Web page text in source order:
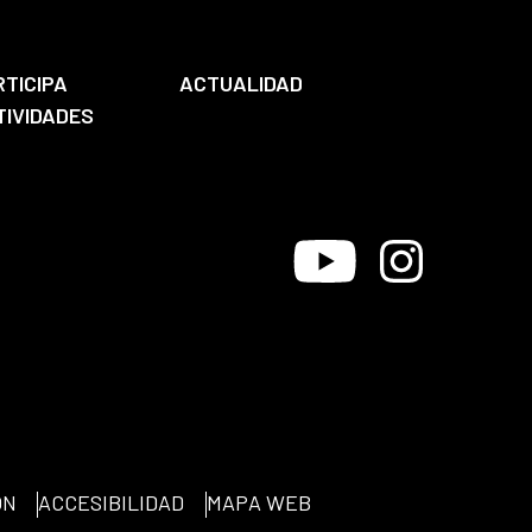
ACTUALIDAD
Youtube Instagram
ACCESIBILIDAD MAPA WEB